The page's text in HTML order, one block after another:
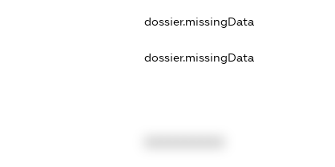
dossier.missingData
dossier.missingData